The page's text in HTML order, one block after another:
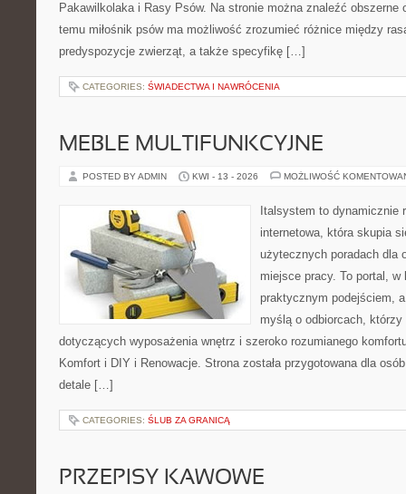
Pakawilkolaka i Rasy Psów. Na stronie można znaleźć obszerne
temu miłośnik psów ma możliwość zrozumieć różnice między
predyspozycje zwierząt, a także specyfikę […]
CATEGORIES: ŚWIADECTWA I NAWRÓCENIA
MEBLE MULTIFUNKCYJNE
POSTED BY ADMIN KWI - 13 - 2026 MOŻLIWOŚĆ
Italsystem to dynamicznie
internetowa, która skupia
użytecznych poradach dla
miejsce pracy. To portal,
praktycznym podejściem,
myślą o odbiorcach,
dotyczących wyposażenia wnętrz i szeroko rozumianego
Komfort i DIY i Renowacje. Strona została przygotowana dla
detale […]
CATEGORIES: ŚLUB ZA GRANICĄ
PRZEPISY KAWOWE